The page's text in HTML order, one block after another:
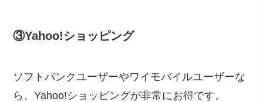
③Yahoo!ショッピング
ソフトバンクユーザーやワイモバイルユーザーな
ら、Yahoo!ショッピングが非常にお得です。